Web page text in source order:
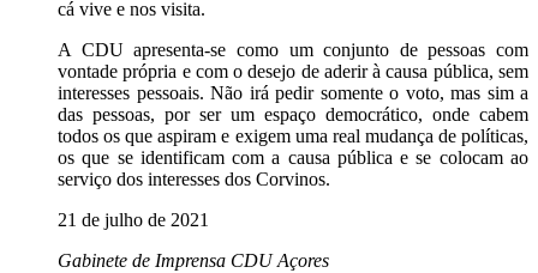
cá vive e nos visita.
A CDU apresenta-se como um conjunto de pessoas com
vontade própria e com o desejo de aderir à causa pública, sem
interesses pessoais. Não irá pedir somente o voto, mas sim a
das pessoas, por ser um espaço democrático, onde cabem
todos os que aspiram e exigem uma real mudança de políticas,
os que se identificam com a causa pública e se colocam ao
serviço dos interesses dos Corvinos.
21 de julho de 2021
Gabinete de Imprensa CDU Açores